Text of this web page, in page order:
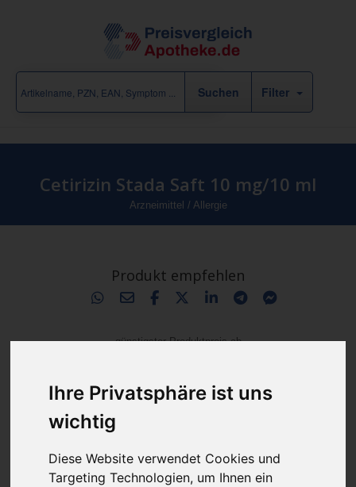
Ihre Privatsphäre ist uns
wichtig
Diese Website verwendet Cookies und
Targeting Technologien, um Ihnen ein
Filter
Cetirizin Stada Saft 10 mg/10 ml
Arzneimittel / Allergie
Produkt empfehlen
günstigster Produktpreis ab
4,24 €
Werratal-Apotheke
+ 4,99 € Versandkosten
& inkl. MwSt.